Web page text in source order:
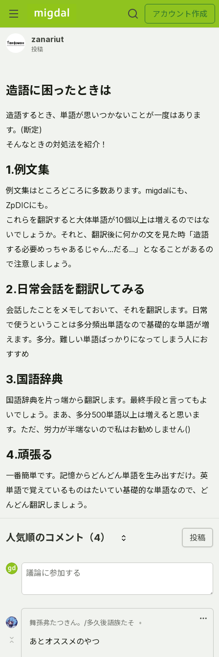
アカウント作成
zanariut
投稿
造語に困ったときは
造語するとき、単語が思いつかないことが一度はありま
す。(断定)
そんなときの対処法を紹介！
1.例文集
例文集はところどころに多数あります。migdalにも、
ZpDICにも。
これらを翻訳すると大体単語が10個以上は増えるのではな
いでしょうか。それと、翻訳後に何かの文を見た時「造語
する必要めっちゃあるじゃん…だる…」となることがあるの
で注意しましょう。
2.日常会話を翻訳してみる
会話したことをメモしておいて、それを翻訳します。日常
で使うということは多分頻出単語なので基礎的な単語が増
えます。多分。難しい単語ばっかりになってしまう人にお
すすめ
3.国語辞典
国語辞典を片っ端から翻訳します。最終手段と言ってもよ
いでしょう。まあ、多分500単語以上は増えると思いま
す。ただ、労力が半端ないので私はお勧めしません()
4.頑張る
一番簡単です。記憶からどんどん単語を生み出すだけ。英
単語で覚えているものはたいてい基礎的な単語なので、ど
んどん翻訳しましょう。
人気順のコメント （4） 投稿
舞孫弗たつきん。/多久後語族たそ •
あとオススメのやつ